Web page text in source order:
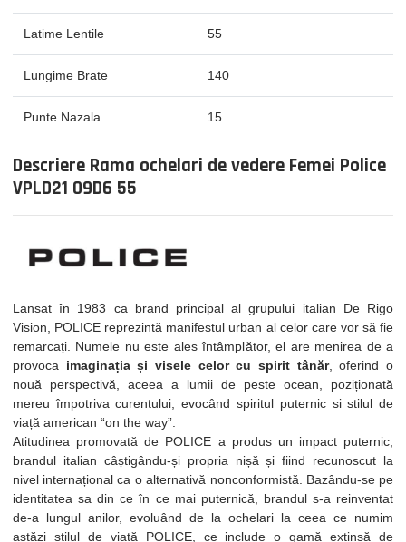
Latime Lentile 55
Lungime Brate 140
Punte Nazala 15
Descriere Rama ochelari de vedere Femei Police
VPLD21 09D6 55
Lansat în 1983 ca brand principal al grupului italian De Rigo
Vision, POLICE reprezintă manifestul urban al celor care vor să fie
remarcați. Numele nu este ales întâmplător, el are menirea de a
provocaimaginația și visele celor cu spirit tânăr, oferind o
nouă perspectivă, aceea a lumii de peste ocean, poziționată
mereu împotriva curentului, evocând spiritul puternic si stilul de
viață american “on the way”.
Atitudinea promovată de POLICE a produs un impact puternic,
brandul italian câștigându-și propria nișă și fiind recunoscut la
nivel internațional ca o alternativă nonconformistă. Bazându-se pe
identitatea sa din ce în ce mai puternică, brandul s-a reinventat
de-a lungul anilor, evoluând de la ochelari la ceea ce numim
astăzi stilul de viață POLICE, ce include o gamă extinsă de